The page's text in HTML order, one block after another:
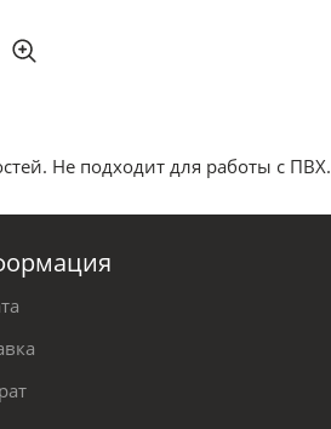
Не подходит для работы с ПВХ.